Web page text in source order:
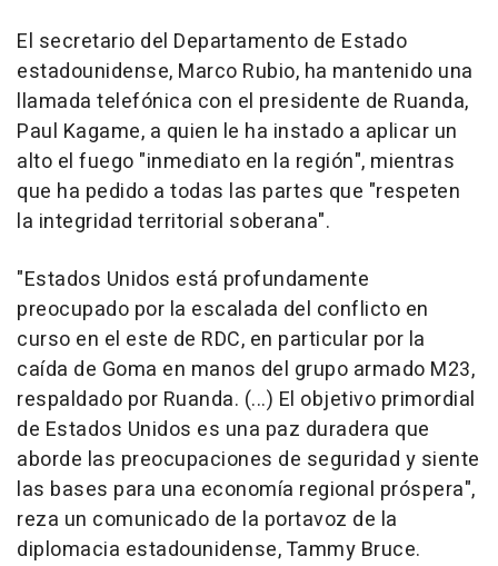
El secretario del Departamento de Estado
estadounidense, Marco Rubio, ha mantenido una
llamada telefónica con el presidente de Ruanda,
Paul Kagame, a quien le ha instado a aplicar un
alto el fuego "inmediato en la región", mientras
que ha pedido a todas las partes que "respeten
la integridad territorial soberana".
"Estados Unidos está profundamente
preocupado por la escalada del conflicto en
curso en el este de RDC, en particular por la
caída de Goma en manos del grupo armado M23,
respaldado por Ruanda. (...) El objetivo primordial
de Estados Unidos es una paz duradera que
aborde las preocupaciones de seguridad y siente
las bases para una economía regional próspera",
reza un comunicado de la portavoz de la
diplomacia estadounidense, Tammy Bruce.